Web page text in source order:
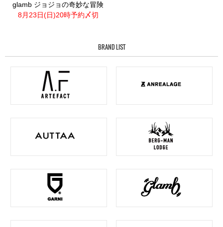
glamb ジョジョの奇妙な冒険
8月23日(日)20時予約〆切
BRAND LIST